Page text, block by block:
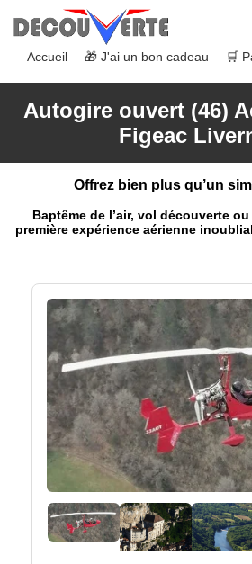
Accueil 🎁 J'ai un bon cadeau 🛒
Autogire ouvert (46)
Figeac
Offrez bien plus qu’un
Baptême de l’air, vol découverte
première expérience aérienne